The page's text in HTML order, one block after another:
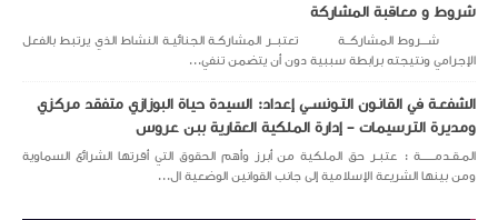
شروط و معاقبة المشاركة
شـــروط المشاركــة تعتبــر المشاركـة الجنائيـة النشاط الذي يرتبط بالفعل
الإجرامي ونتيجته برابطة سببية دون أن يتضمن تنفي...
الشفعـة في القانـون التـونســي إعداد: السيدة حياة البوزازي متفقد مركزي
ومديرة الترسيمات – إدارة الملكية العقارية ببن عروس
المـقـدمــــــة : عتبـر حق الملكية من أبرز وأهم الحقوق التي أقرتها الشرائع السماوية
ومن بينها الشريعة الإسلامية إلى جانب القوانين الوضعية ال...